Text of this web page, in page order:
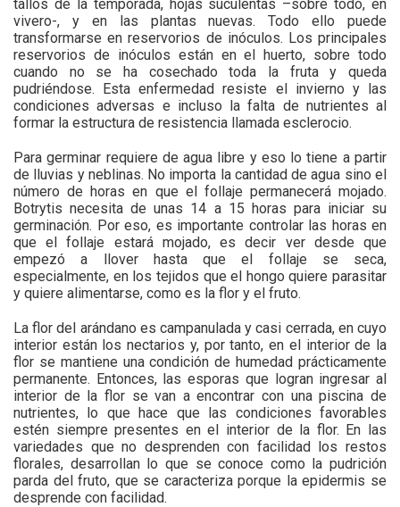
tallos de la temporada, hojas suculentas –sobre todo, en
vivero-, y en las plantas nuevas. Todo ello puede
transformarse en reservorios de inóculos. Los principales
reservorios de inóculos están en el huerto, sobre todo
cuando no se ha cosechado toda la fruta y queda
pudriéndose. Esta enfermedad resiste el invierno y las
condiciones adversas e incluso la falta de nutrientes al
formar la estructura de resistencia llamada esclerocio.
Para germinar requiere de agua libre y eso lo tiene a partir
de lluvias y neblinas. No importa la cantidad de agua sino el
número de horas en que el follaje permanecerá mojado.
Botrytis necesita de unas 14 a 15 horas para iniciar su
germinación. Por eso, es importante controlar las horas en
que el follaje estará mojado, es decir ver desde que
empezó a llover hasta que el follaje se seca,
especialmente, en los tejidos que el hongo quiere parasitar
y quiere alimentarse, como es la flor y el fruto.
La flor del arándano es campanulada y casi cerrada, en cuyo
interior están los nectarios y, por tanto, en el interior de la
flor se mantiene una condición de humedad prácticamente
permanente. Entonces, las esporas que logran ingresar al
interior de la flor se van a encontrar con una piscina de
nutrientes, lo que hace que las condiciones favorables
estén siempre presentes en el interior de la flor. En las
variedades que no desprenden con facilidad los restos
florales, desarrollan lo que se conoce como la pudrición
parda del fruto, que se caracteriza porque la epidermis se
desprende con facilidad.